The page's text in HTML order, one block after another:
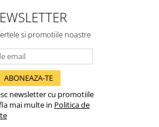
si promotiile noastre
newsletter cu promotiile
mai multe in Politica de